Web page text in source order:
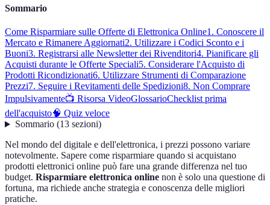
Sommario
Come Risparmiare sulle Offerte di Elettronica Online1. Conoscere il
Mercato e Rimanere Aggiornati2. Utilizzare i Codici Sconto e i
Buoni3. Registrarsi alle Newsletter dei Rivenditori4. Pianificare gli
Acquisti durante le Offerte Speciali5. Considerare l'Acquisto di
Prodotti Ricondizionati6. Utilizzare Strumenti di Comparazione
Prezzi7. Seguire i Revitamenti delle Spedizioni8. Non Comprare
Impulsivamente📺 Risorsa VideoGlossarioChecklist prima
dell'acquisto🧠 Quiz veloce
Sommario(13 sezioni)
Nel mondo del digitale e dell'elettronica, i prezzi possono variare
notevolmente. Sapere come risparmiare quando si acquistano
prodotti elettronici online può fare una grande differenza nel tuo
budget. Risparmiare elettronica online non è solo una questione di
fortuna, ma richiede anche strategia e conoscenza delle migliori
pratiche.